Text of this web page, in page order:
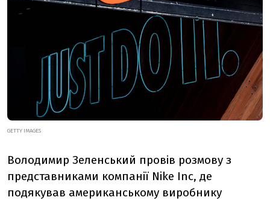
GETTY IMAGES
Володимир Зеленський провів розмову з
представниками компанії Nike Inc, де
подякував американському виробнику